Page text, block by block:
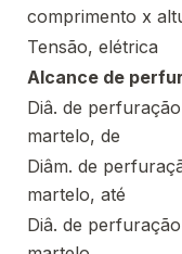
comprimento x
Tensão, elétrica
Alcance de
Diâ. de
martelo, de
Diâm. de
martelo, até
Diâ. de